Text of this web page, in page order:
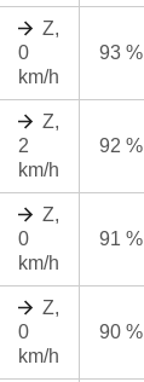
Z,
0
km/h
93 %
Z,
2
km/h
92 %
Z,
0
km/h
91 %
Z,
0
km/h
90 %